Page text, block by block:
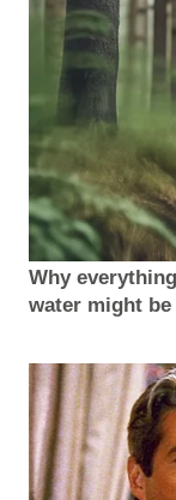
Why
water might